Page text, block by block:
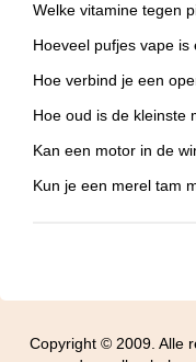
Welke vitamine tegen
Hoeveel pufjes vape is
Hoe verbind je een
Hoe oud is de kleinste
Kan een motor in de
Kun je een merel tam
Copyright © 2009. Alle